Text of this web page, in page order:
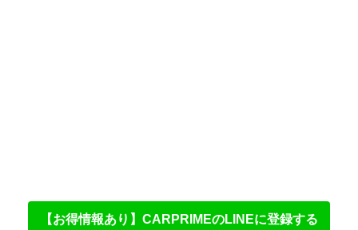
【お得情報あり】CARPRIMEのLINEに登録する